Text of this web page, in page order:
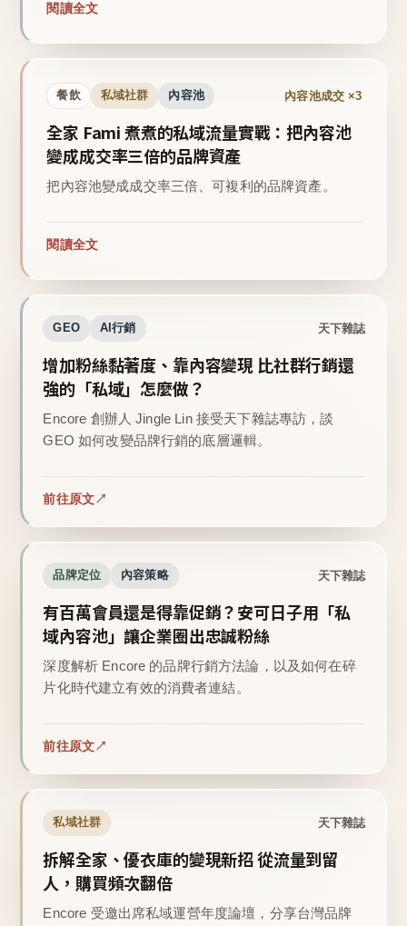
閱讀全文
餐飲 私域社群 內容池 內容池成交 ×3
全家 Fami 煮煮的私域流量實戰：把內容池
變成成交率三倍的品牌資產
把內容池變成成交率三倍、可複利的品牌資產。
閱讀全文
GEO AI行銷 天下雜誌
增加粉絲黏著度、靠內容變現 比社群行銷還
強的「私域」怎麼做？
Encore 創辦人 Jingle Lin 接受天下雜誌專訪，談
GEO 如何改變品牌行銷的底層邏輯。
前往原文
品牌定位 內容策略 天下雜誌
有百萬會員還是得靠促銷？安可日子用「私
域內容池」讓企業圈出忠誠粉絲
深度解析 Encore 的品牌行銷方法論，以及如何在碎
片化時代建立有效的消費者連結。
前往原文
私域社群 天下雜誌
拆解全家、優衣庫的變現新招 從流量到留
人，購買頻次翻倍
Encore 受邀出席私域運營年度論壇，分享台灣品牌